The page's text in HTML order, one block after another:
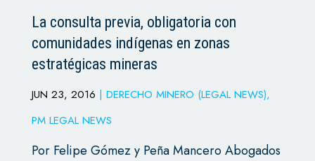
La consulta previa, obligatoria con
comunidades indígenas en zonas
estratégicas mineras
JUN 23, 2016 | DERECHO MINERO (LEGAL NEWS),
PM LEGAL NEWS
Por Felipe Gómez y Peña Mancero Abogados